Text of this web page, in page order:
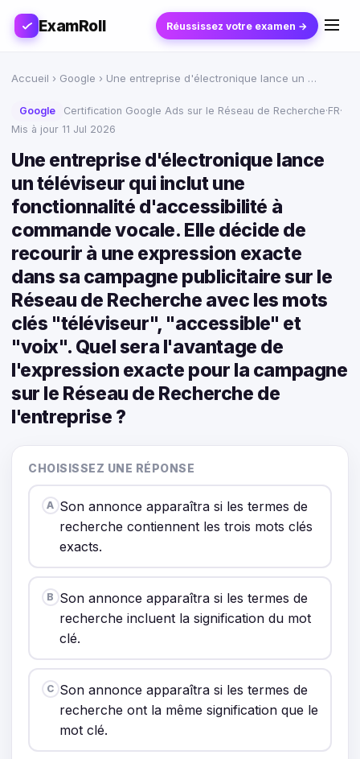
ExamRoll Réussissez votre examen →
Accueil › Google › Une entreprise d'électronique lance un …
Google Certification Google Ads sur le Réseau de Recherche·FR·
Mis à jour 11 Jul 2026
Une entreprise d'électronique lance
un téléviseur qui inclut une
fonctionnalité d'accessibilité à
commande vocale. Elle décide de
recourir à une expression exacte
dans sa campagne publicitaire sur le
Réseau de Recherche avec les mots
clés "téléviseur", "accessible" et
"voix". Quel sera l'avantage de
l'expression exacte pour la campagne
sur le Réseau de Recherche de
l'entreprise ?
CHOISISSEZ UNE RÉPONSE
A Son annonce apparaîtra si les termes de
recherche contiennent les trois mots clés
exacts.
B Son annonce apparaîtra si les termes de
recherche incluent la signification du mot
clé.
C Son annonce apparaîtra si les termes de
recherche ont la même signification que le
mot clé.